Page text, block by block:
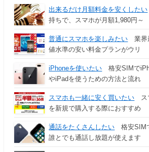
出来るだけ月額料金を安くしたい
持ちで、スマホが月額1,980円～
普通にスマホを楽しみたい 業界
値水準の安い料金プランがウリ
iPhoneを使いたい 格安SIMで
やiPadを使うための方法と流れ
スマホも一緒に安く買いたい ス
を新規で購入する際におすすめ
通話をたくさんしたい 格安SIM
誰とでも通話し放題が使えます